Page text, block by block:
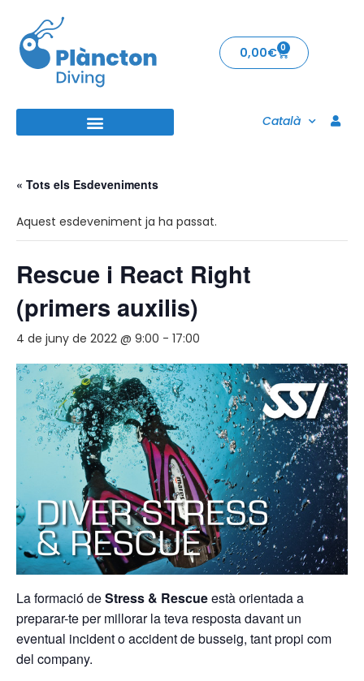
0,00€ 0
Català
« Tots els Esdeveniments
Aquest esdeveniment ja ha passat.
Rescue i React Right
(primers auxilis)
4 de juny de 2022 @ 9:00 - 17:00
La formació deStress & Rescueestà orientada a
preparar-te per millorar la teva resposta davant un
eventual incident o accident de busseig, tant propi com
del company.